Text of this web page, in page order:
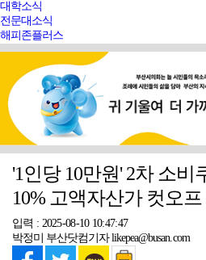
대학소식
전문대소식
해피존플러스
'1인당 10만원' 2차 소
10% 고액자산가 컷오
입력 : 2025-08-10 10:47:47
박정미 부산닷컴기자 likepea@busan.com